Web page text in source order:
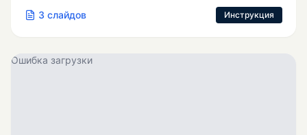
3 слайдов Инструкция
Ошибка загрузки